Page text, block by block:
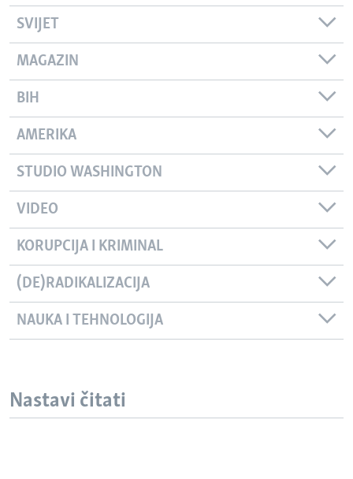
SVIJET
MAGAZIN
BIH
AMERIKA
STUDIO WASHINGTON
VIDEO
KORUPCIJA I KRIMINAL
(DE)RADIKALIZACIJA
NAUKA I TEHNOLOGIJA
Nastavi čitati